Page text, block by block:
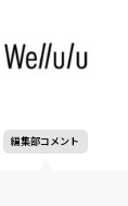
編集部コメント